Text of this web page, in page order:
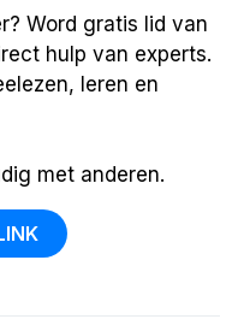
Word gratis lid van
hulp van experts.
leren en
met anderen.